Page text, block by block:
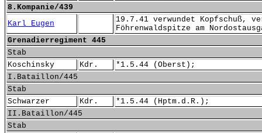
8.Kompanie/439
Karl Eugen
19.7.41 verwundet Kopfschuß,
Föhrenwaldspitze am
Grenadierregiment 445
Stab
Koschinsky
Kdr.
*1.5.44 (Oberst);
I.Bataillon/445
Stab
Schwarzer
Kdr.
*1.5.44 (Hptm.d.R.);
II.Bataillon/445
Stab